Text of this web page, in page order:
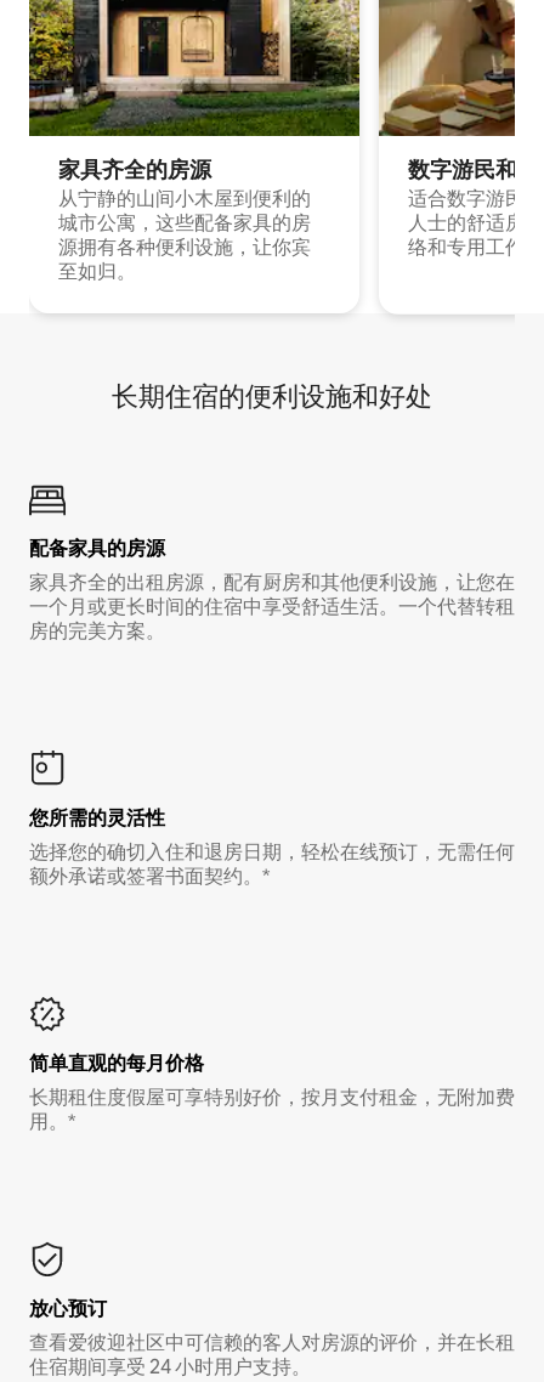
家具齐全的房源
从宁静的山间小木屋到便利的
城市公寓，这些配备家具的房
源拥有各种便利设施，让你宾
至如归。
数字游民和
适合数字游民
人士的舒适房
络和专用工作
长期住宿的便利设施和好处
配备家具的房源
家具齐全的出租房源，配有厨房和其他便利设施，让您在
一个月或更长时间的住宿中享受舒适生活。一个代替转租
房的完美方案。
您所需的灵活性
选择您的确切入住和退房日期，轻松在线预订，无需任何
额外承诺或签署书面契约。*
简单直观的每月价格
长期租住度假屋可享特别好价，按月支付租金，无附加费
用。*
放心预订
查看爱彼迎社区中可信赖的客人对房源的评价，并在长租
住宿期间享受 24 小时用户支持。